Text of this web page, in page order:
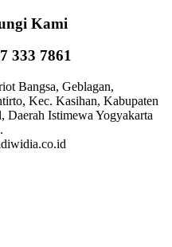
Kami
333 7861
Bangsa, Geblagan,
Kec. Kasihan, Kabupaten
Daerah Istimewa Yogyakarta